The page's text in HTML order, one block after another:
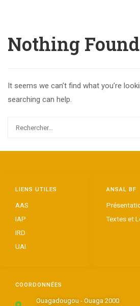
Nothing Found
It seems we can’t find what you’re
searching can help.
COORDONNÉES
Ouagadougou - Ouaga 2000
ANSAL BF
Textes et
LIENS UTILES
AAS
IAP
IRD
UAI